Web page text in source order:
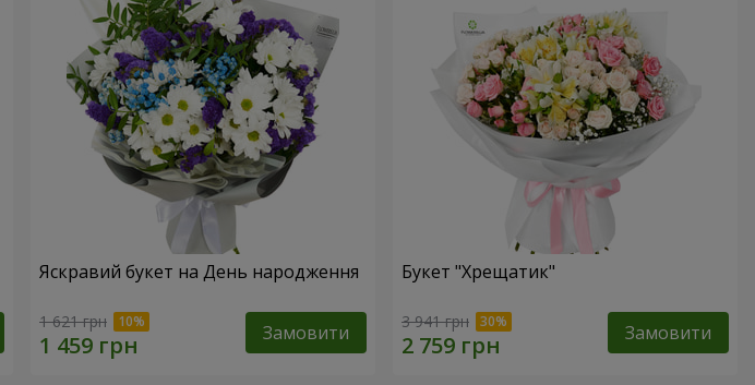
Яскравий букет на День народження
1 621 грн Замовити
Букет "Хрещатик"
3 941 грн Замовити